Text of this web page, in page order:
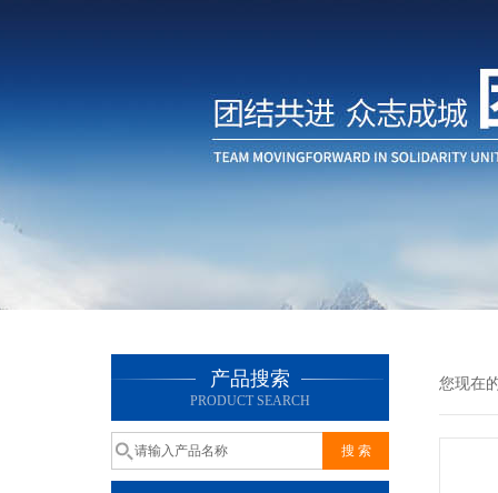
产品搜索
PRODUCT SEARCH
您现在